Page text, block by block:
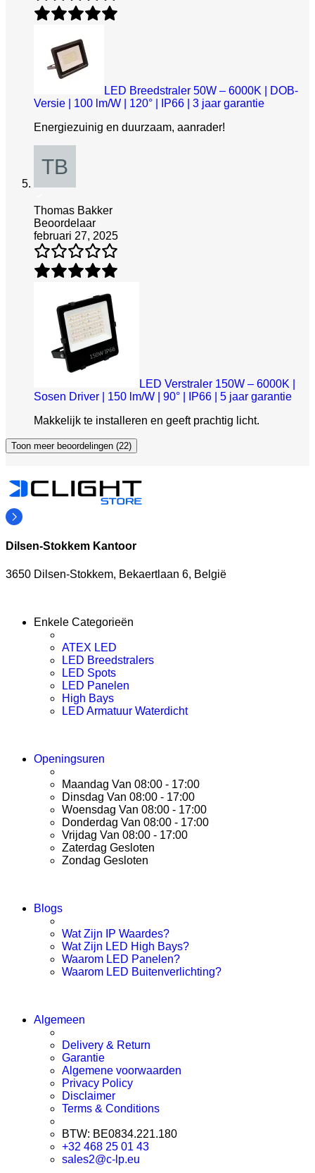
LED Breedstraler 50W – 6000K | DOB-
Versie | 100 lm/W | 120° | IP66 | 3 jaar garantie
Energiezuinig en duurzaam, aanrader!
Thomas Bakker
Beoordelaar
februari 27, 2025
LED Verstraler 150W – 6000K |
Sosen Driver | 150 lm/W | 90° | IP66 | 5 jaar garantie
Makkelijk te installeren en geeft prachtig licht.
Toon meer beoordelingen (22)
Dilsen-Stokkem Kantoor
3650 Dilsen-Stokkem, Bekaertlaan 6, België
Enkele Categorieën
ATEX LED
LED Breedstralers
LED Spots
LED Panelen
High Bays
LED Armatuur Waterdicht
Openingsuren
Maandag Van 08:00 - 17:00
Dinsdag Van 08:00 - 17:00
Woensdag Van 08:00 - 17:00
Donderdag Van 08:00 - 17:00
Vrijdag Van 08:00 - 17:00
Zaterdag Gesloten
Zondag Gesloten
Blogs
Wat Zijn IP Waardes?
Wat Zijn LED High Bays?
Waarom LED Panelen?
Waarom LED Buitenverlichting?
Algemeen
Delivery & Return
Garantie
Algemene voorwaarden
Privacy Policy
Disclaimer
Terms & Conditions
BTW: BE0834.221.180
+32 468 25 01 43
sales2@c-lp.eu